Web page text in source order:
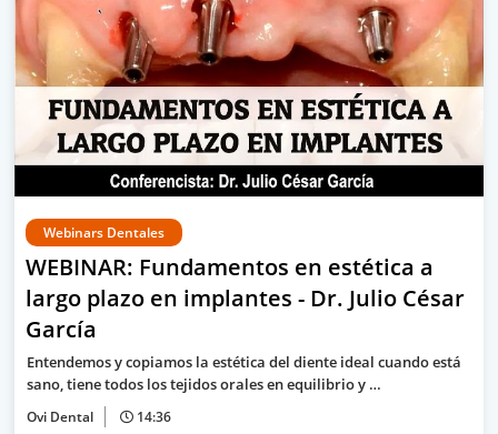
Webinars Dentales
WEBINAR: Fundamentos en estética a
largo plazo en implantes - Dr. Julio César
García
Entendemos y copiamos la estética del diente ideal cuando está
sano, tiene todos los tejidos orales en equilibrio y …
Ovi Dental 14:36